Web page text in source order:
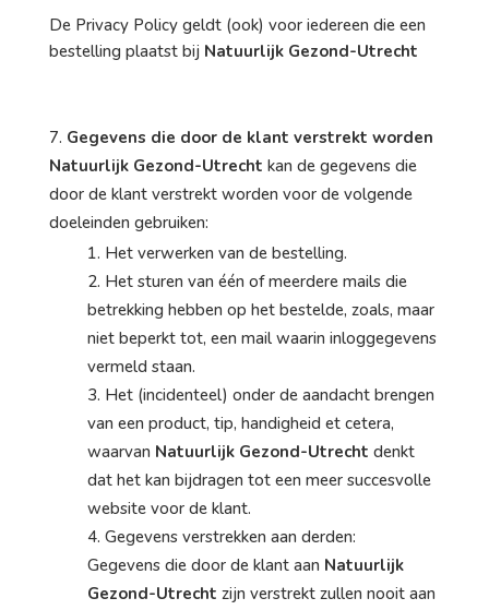
De Privacy Policy geldt (ook) voor iedereen die een
bestelling plaatst bij Natuurlijk Gezond-Utrecht
Gegevens die door de klant verstrekt worden
Natuurlijk Gezond-Utrecht kan de gegevens die
door de klant verstrekt worden voor de volgende
doeleinden gebruiken:
Het verwerken van de bestelling.
Het sturen van één of meerdere mails die
betrekking hebben op het bestelde, zoals, maar
niet beperkt tot, een mail waarin inloggegevens
vermeld staan.
Het (incidenteel) onder de aandacht brengen
van een product, tip, handigheid et cetera,
waarvan Natuurlijk Gezond-Utrecht denkt
dat het kan bijdragen tot een meer succesvolle
website voor de klant.
Gegevens verstrekken aan derden:
Gegevens die door de klant aan Natuurlijk
Gezond-Utrecht zijn verstrekt zullen nooit aan